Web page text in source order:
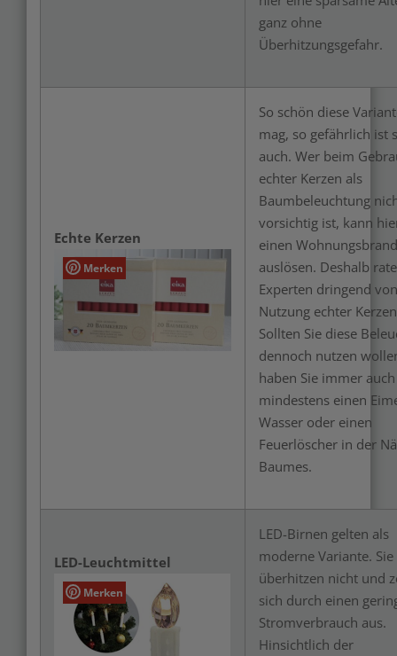
ganz ohne
Überhitzungsgefahr.
Echte Kerzen
Merken
So schön diese
mag, so gefährlich ist
auch. Wer beim
echter Kerzen als
Baumbeleuchtung
vorsichtig ist, kann
einen Wohnungsbrand
auslösen. Deshalb
Experten dringend
Nutzung echter
Sollten Sie diese
dennoch nutzen
haben Sie immer auch
mindestens einen
Wasser oder einen
Feuerlöscher in der
Baumes.
LED-Leuchtmittel
Merken
LED-Birnen gelten als
moderne Variante. Sie
überhitzen nicht und
sich durch einen
Stromverbrauch aus.
Hinsichtlich der